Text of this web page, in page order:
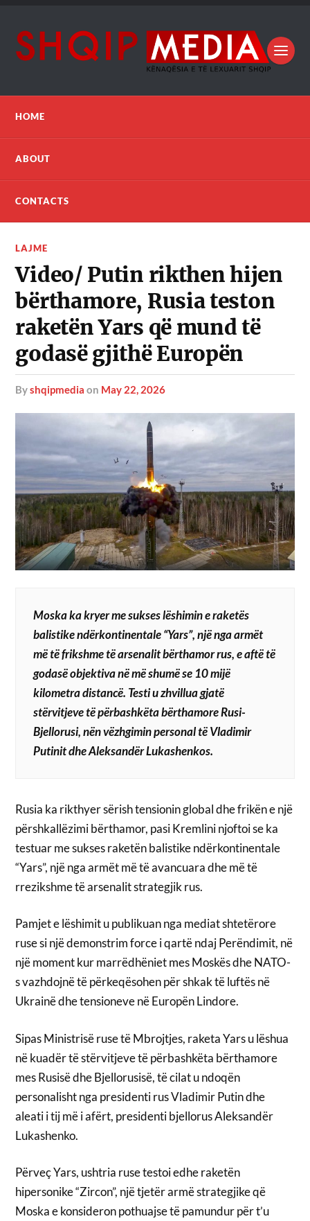
HOME
ABOUT
CONTACTS
LAJME
Video/ Putin rikthen hijen
bërthamore, Rusia teston
raketën Yars që mund të
godasë gjithë Europën
byshqipmedia on May 22, 2026
Moska ka kryer me sukses lëshimin e raketës
balistike ndërkontinentale “Yars”, një nga armët
më të frikshme të arsenalit bërthamor rus, e aftë të
godasë objektiva në më shumë se 10 mijë
kilometra distancë. Testi u zhvillua gjatë
stërvitjeve të përbashkëta bërthamore Rusi-
Bjellorusi, nën vëzhgimin personal të Vladimir
Putinit dhe Aleksandër Lukashenkos.
Rusia ka rikthyer sërish tensionin global dhe frikën e një
përshkallëzimi bërthamor, pasi Kremlini njoftoi se ka
testuar me sukses raketën balistike ndërkontinentale
“Yars”, një nga armët më të avancuara dhe më të
rrezikshme të arsenalit strategjik rus.
Pamjet e lëshimit u publikuan nga mediat shtetërore
ruse si një demonstrim force i qartë ndaj Perëndimit, në
një moment kur marrëdhëniet mes Moskës dhe NATO-
s vazhdojnë të përkeqësohen për shkak të luftës në
Ukrainë dhe tensioneve në Europën Lindore.
Sipas Ministrisë ruse të Mbrojtjes, raketa Yars u lëshua
në kuadër të stërvitjeve të përbashkëta bërthamore
mes Rusisë dhe Bjellorusisë, të cilat u ndoqën
personalisht nga presidenti rus Vladimir Putin dhe
aleati i tij më i afërt, presidenti bjellorus Aleksandër
Lukashenko.
Përveç Yars, ushtria ruse testoi edhe raketën
hipersonike “Zircon”, një tjetër armë strategjike që
Moska e konsideron pothuajse të pamundur për t’u